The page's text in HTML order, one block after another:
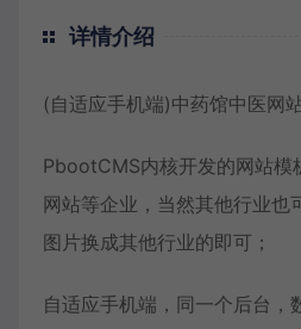
详情介绍
(自适应手机端)中药馆中医网
PbootCMS内核开发的网站模
网站等企业，当然其他行业也
图片换成其他行业的即可；
自适应手机端，同一个后台，